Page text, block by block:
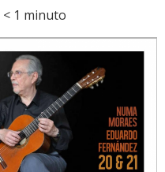
< 1 minuto